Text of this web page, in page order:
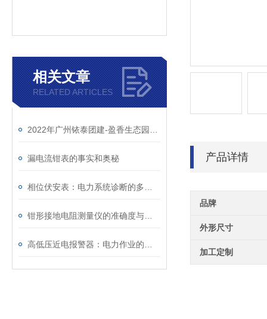
相关文章
RELATED ARTICLES
漏电流钳表的事实和奥秘 产品详情
品牌
外形尺寸
加工定制